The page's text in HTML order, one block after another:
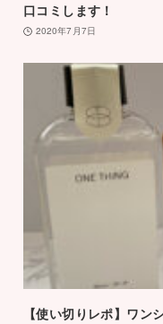
口コミします！
2020年7月7日
【使い切りレポ】ワ